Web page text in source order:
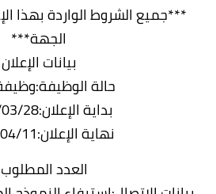
***جميع الشروط الواردة بهذا
الجهة***
بيانات الإعلان
حالة
بداية الإعلان:2023/03/28
نهاية الإعلان:2023/04/11
العدد